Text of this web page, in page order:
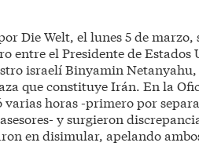
Die Welt, el lunes 5 de marzo,
entre el Presidente de Estados
israelí Binyamin Netanyahu,
que constituye Irán. En la
horas -primero por
y surgieron
en disimular, apelando